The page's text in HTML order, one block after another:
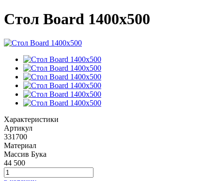
Стол Board 1400x500
Характеристики
Артикул
331700
Материал
Массив Бука
44 500